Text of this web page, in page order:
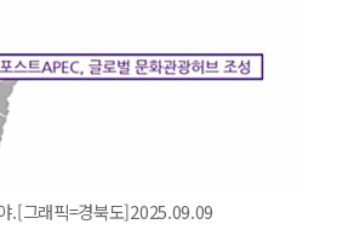
.[그래픽=경북도]2025.09.09